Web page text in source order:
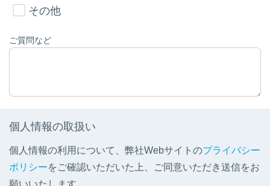
その他
ご質問など
個人情報の取扱い
個人情報の利用について、弊社Webサイトのプライバシー
ポリシーをご確認いただいた上、ご同意いただき送信をお
願いいたします。